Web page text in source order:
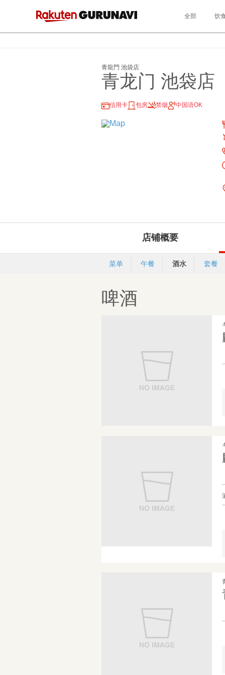
全部 饮
青龍門 池袋店
青龙门 池袋店
信用卡 包房 禁烟 中国语OK
店铺概要
菜单 午餐 酒水 套餐
啤酒